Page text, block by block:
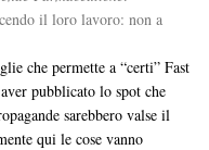
il loro lavoro: non a
che permette a “certi” Fast
pubblicato lo spot che
sarebbero valse il
qui le cose vanno